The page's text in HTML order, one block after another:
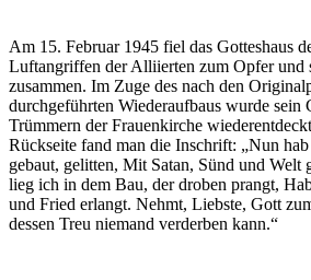
Am 15. Februar 1945 fiel das Gotteshaus
Luftangriffen der Alliierten zum Opfer und
zusammen. Im Zuge des nach den
durchgeführten Wiederaufbaus wurde sein
Trümmern der Frauenkirche
Rückseite fand man die Inschrift: „Nun
gebaut, gelitten, Mit Satan, Sünd und Welt
lieg ich in dem Bau, der droben prangt,
und Fried erlangt. Nehmt, Liebste, Gott
dessen Treu niemand verderben kann.“